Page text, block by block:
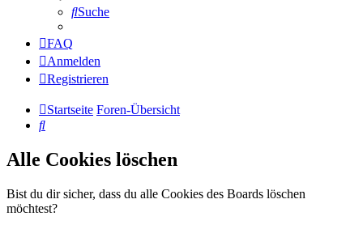
Suche
FAQ
Anmelden
Registrieren
Startseite Foren-Übersicht
Suche
Alle Cookies löschen
Bist du dir sicher, dass du alle Cookies des Boards löschen
möchtest?